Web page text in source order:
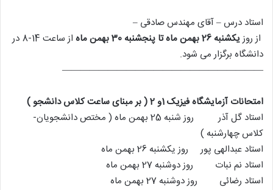
استاد درس – آقای مهندس صادقی –
از روزیکشنبه 26 بهمن ماه تا پنجشنبه 30 بهمن ماه
از ساعت 14-8 در
دانشگاه برگزار می شود.
——————————————————————
امتحانات آزمایشگاه فیزیک 1و 2 ( بر مبنای ساعت کلاس دانشجو )
استاد گل آذر روز شنبه 25 بهمن ماه ( مختص دانشجویان-
کلاس چهارشنبه )
استاد عبدالهی پور روز یکشنبه 26 بهمن ماه
استاد نم نبات روز دوشنبه 27 بهمن ماه
استاد رضائی روز دوشنبه 27 بهمن ماه